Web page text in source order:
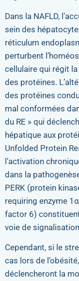
Dans la NAFLD,
sein des
réticulum
perturbent
cellulaire qui régit
des protéines.
des protéines
mal conformées
du RE » qui
hépatique aux
Unfolded Protein
l’activation
dans la
PERK (protein
requiring enzyme
factor 6)
voie de signalisation
Cependant, si le
cas lors de
déclencheront la